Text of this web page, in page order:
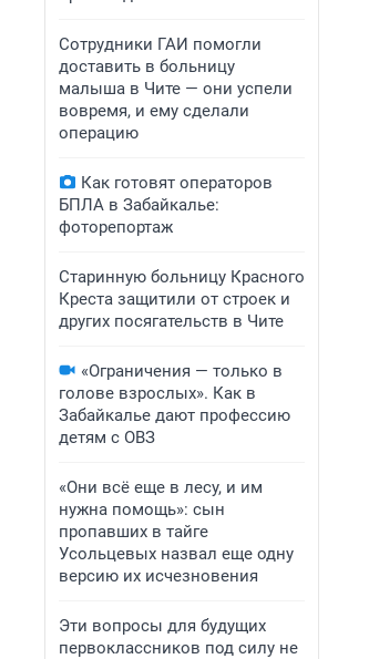
Сотрудники ГАИ помогли
доставить в больницу
малыша в Чите — они успели
вовремя, и ему сделали
операцию
Как готовят операторов
БПЛА в Забайкалье:
фоторепортаж
Старинную больницу Красного
Креста защитили от строек и
других посягательств в Чите
«Ограничения — только в
голове взрослых». Как в
Забайкалье дают профессию
детям с ОВЗ
«Они всё еще в лесу, и им
нужна помощь»: сын
пропавших в тайге
Усольцевых назвал еще одну
версию их исчезновения
Эти вопросы для будущих
первоклассников под силу не